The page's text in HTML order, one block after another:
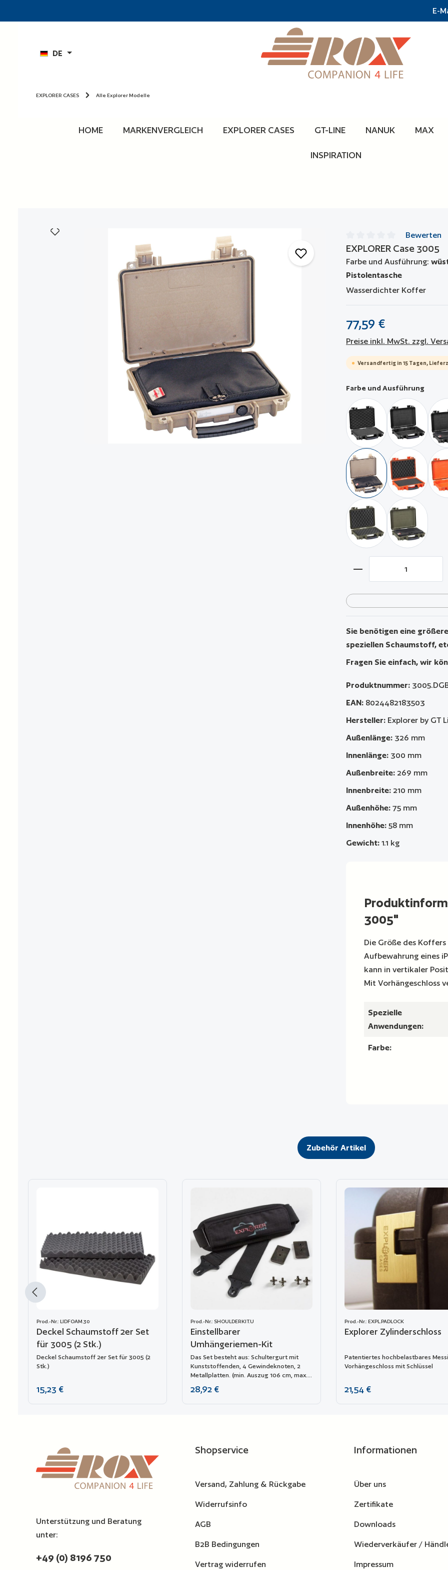
E-
DE
EXPLORER CASES Alle Explorer Modelle
HOME MARKENVERGLEICH EXPLORER CASES GT-LINE NANUK MAX
INSPIRATION
Bildergalerie überspringen
Durchschnittliche
Bewerten
EXPLORER Case 3005
Farbe und Ausführung:
Pistolentasche
Wasserdichter Koffer
77,59 €
Preise inkl. MwSt. zzgl.
Versandfertig in 15 Tagen,
Farbe und Ausführung
schwarz / mitschwarz /
wüstensand / mitorange / mit
militär grün / mit
militär grün /
Produkt Anzahl:
Sie benötigen eine
speziellen Schaumstoff,
Fragen Sie einfach, wir
Produktnummer:
EAN: 8024482183503
Hersteller: Explorer by GT
Außenlänge: 326 mm
Innenlänge: 300 mm
Außenbreite: 269 mm
Innenbreite: 210 mm
Außenhöhe: 75 mm
Innenhöhe: 58 mm
Gewicht: 1.1 kg
3005"
Die Größe des
Aufbewahrung eines
kann in vertikaler
Mit Vorhängeschloss
Spezielle
Anwendungen:
Farbe:
Zubehör Artikel
Prod.-Nr.: LIDFOAM.30
Deckel Schaumstoff 2er Set
für 3005 (2 Stk.)
Deckel Schaumstoff 2er Set für 3005 (2
Stk.)
Regulärer Preis:
15,23 €
Prod.-Nr.: SHOULDERKIT.U
Einstellbarer
Umhängeriemen-Kit
Das Set besteht aus: Schultergurt mit
Kunststoffenden, 4 Gewindeknoten, 2
Metallplatten. (min. Auszug 106 cm, max.
Explorer-Logo versehen. Passend für die
Modelle: 1908, 1913, 2209, 2214, 3005,
Regulärer Preis:
28,92 €
Prod.-Nr.: EXPL.PADLOCK
Explorer Zylinderschloss
Patentiertes hochbelastbares
Vorhängeschloss mit Schlüssel
Regulärer Preis:
21,54 €
Unterstützung und Beratung
unter:
+49 (0) 8196 750
Shopservice
Versand, Zahlung & Rückgabe
Widerrufsinfo
AGB
B2B Bedingungen
Vertrag widerrufen
Informationen
Über uns
Zertifikate
Downloads
Wiederverkäufer /
Impressum